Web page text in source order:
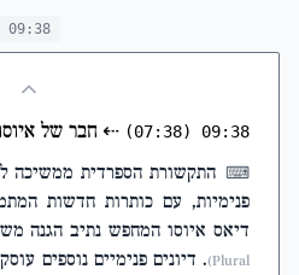
09:38
09:38
(07:38)
⇠חבר של
⌨ התקשורת הספרדית ממשיכה
פנימיות, עם כותרות חדשות
דיאס איוסו המחפש נתיב הגנה
Plural) . דיונים פנימיים נוספים